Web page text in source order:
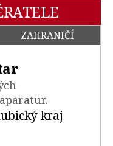
ZAHRANIČÍ
kraj